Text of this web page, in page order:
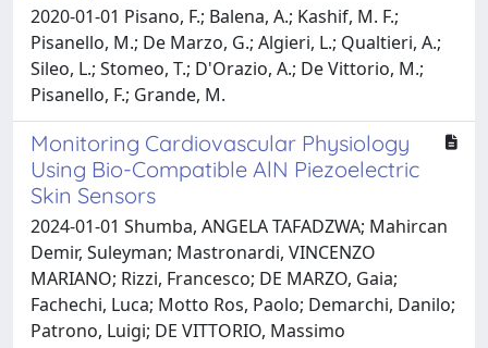
2020-01-01 Pisano, F.; Balena, A.; Kashif, M. F.;
Pisanello, M.; De Marzo, G.; Algieri, L.; Qualtieri, A.;
Sileo, L.; Stomeo, T.; D'Orazio, A.; De Vittorio, M.;
Pisanello, F.; Grande, M.
Monitoring Cardiovascular Physiology
Using Bio-Compatible AlN Piezoelectric
Skin Sensors
2024-01-01 Shumba, ANGELA TAFADZWA; Mahircan
Demir, Suleyman; Mastronardi, VINCENZO
MARIANO; Rizzi, Francesco; DE MARZO, Gaia;
Fachechi, Luca; Motto Ros, Paolo; Demarchi, Danilo;
Patrono, Luigi; DE VITTORIO, Massimo